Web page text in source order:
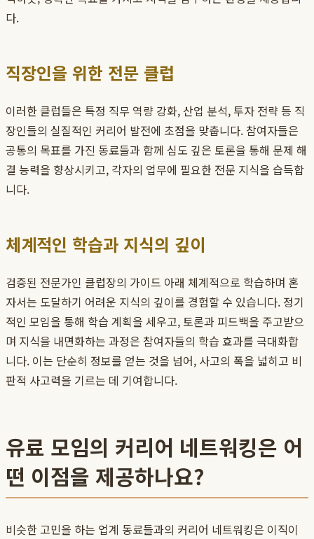
다.
직장인을 위한 전문 클럽
이러한 클럽들은 특정 직무 역량 강화, 산업 분석, 투자 전략 등 직
장인들의 실질적인 커리어 발전에 초점을 맞춥니다. 참여자들은
공통의 목표를 가진 동료들과 함께 심도 깊은 토론을 통해 문제 해
결 능력을 향상시키고, 각자의 업무에 필요한 전문 지식을 습득합
니다.
체계적인 학습과 지식의 깊이
검증된 전문가인 클럽장의 가이드 아래 체계적으로 학습하며 혼
자서는 도달하기 어려운 지식의 깊이를 경험할 수 있습니다. 정기
적인 모임을 통해 학습 계획을 세우고, 토론과 피드백을 주고받으
며 지식을 내면화하는 과정은 참여자들의 학습 효과를 극대화합
니다. 이는 단순히 정보를 얻는 것을 넘어, 사고의 폭을 넓히고 비
판적 사고력을 기르는 데 기여합니다.
유료 모임의 커리어 네트워킹은 어
떤 이점을 제공하나요?
비슷한 고민을 하는 업계 동료들과의 커리어 네트워킹은 이직이